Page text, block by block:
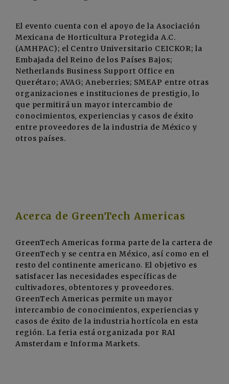
El evento cuenta con el apoyo de la Asociación
Mexicana de Horticultura Protegida A.C.
(AMHPAC); el Centro Universitario CEICKOR; la
Embajada del Reino de los Países Bajos;
Netherlands Business Support Office en
Querétaro; AVAG; Aneberries; SMEAP entre otras
organizaciones e instituciones de prestigio, lo
que permitirá un mayor intercambio de
conocimientos, experiencias y casos de éxito
entre proveedores de la industria de México y
otros países.
Acerca de GreenTech Americas
GreenTech Americas forma parte de la cartera de
GreenTech y se centra en México, así como en el
resto del continente americano. El objetivo es
satisfacer las necesidades específicas de
cultivadores, obtentores y proveedores.
GreenTech Americas permite un mayor
intercambio de conocimientos, experiencias y
casos de éxito de la industria hortícola en esta
región. La feria está organizada por RAI
Amsterdam e Informa Markets.